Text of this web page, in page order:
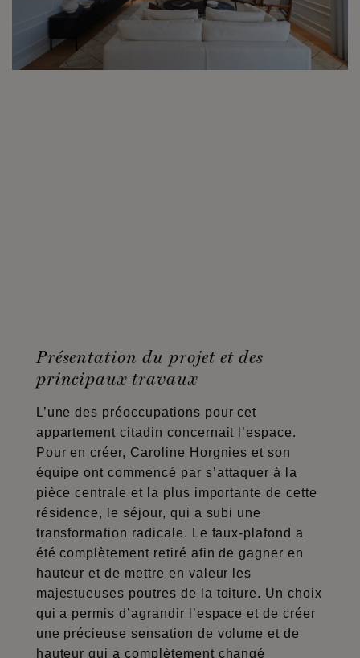
Présentation du projet et des
principaux travaux
L’une des préoccupations pour cet
appartement citadin concernait l’espace.
Pour en créer, Caroline Horgnies et son
équipe ont commencé par s’attaquer à la
pièce centrale et la plus importante de cette
résidence, le séjour, qui a subi une
transformation radicale. Le faux-plafond a
été complètement retiré afin de gagner en
hauteur et de mettre en valeur les
majestueuses poutres de la toiture. Un choix
qui a permis d’agrandir l’espace et de créer
une précieuse sensation de volume et de
hauteur qui a complètement changé